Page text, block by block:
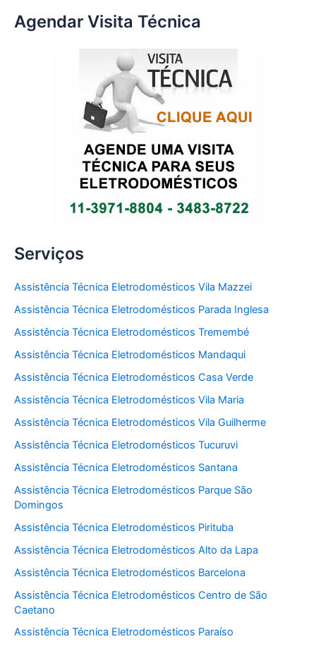
Agendar Visita Técnica
Serviços
Assistência Técnica Eletrodomésticos Vila Mazzei
Assistência Técnica Eletrodomésticos Parada Inglesa
Assistência Técnica Eletrodomésticos Tremembé
Assistência Técnica Eletrodomésticos Mandaqui
Assistência Técnica Eletrodomésticos Casa Verde
Assistência Técnica Eletrodomésticos Vila Maria
Assistência Técnica Eletrodomésticos Vila Guilherme
Assistência Técnica Eletrodomésticos Tucuruvi
Assistência Técnica Eletrodomésticos Santana
Assistência Técnica Eletrodomésticos Parque São
Domingos
Assistência Técnica Eletrodomésticos Pirituba
Assistência Técnica Eletrodomésticos Alto da Lapa
Assistência Técnica Eletrodomésticos Barcelona
Assistência Técnica Eletrodomésticos Centro de São
Caetano
Assistência Técnica Eletrodomésticos Paraíso